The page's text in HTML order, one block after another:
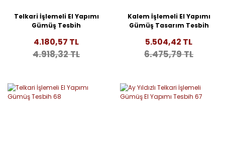
Telkari İşlemeli El Yapımı
Gümüş Tesbih
4.180,57 TL
4.918,32 TL
Kalem İşlemeli El Yapımı
Gümüş Tasarım Tesbih
5.504,42 TL
6.475,79 TL